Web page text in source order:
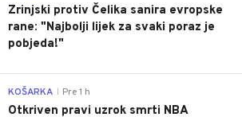
Zrinjski protiv Čelika sanira evropske
rane: "Najbolji lijek za svaki poraz je
pobjeda!"
KOŠARKA Pre 1 h
Otkriven pravi uzrok smrti NBA